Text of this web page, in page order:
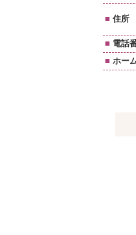
■ 住所
■ 電話
■ ホー